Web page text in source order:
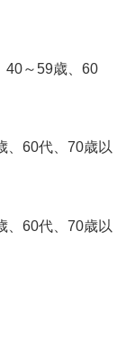
40～59歳、60
、60代、70歳以
、60代、70歳以